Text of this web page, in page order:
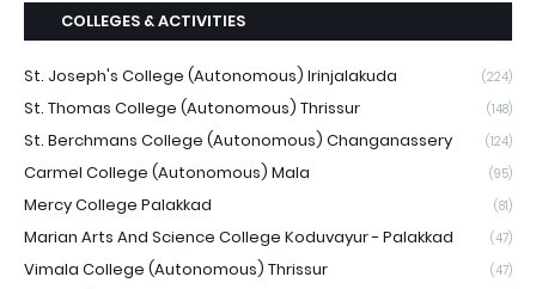
COLLEGES & ACTIVITIES
St. Joseph's College (Autonomous) Irinjalakuda (224)
St. Thomas College (Autonomous) Thrissur (148)
St. Berchmans College (Autonomous) Changanassery (124)
Carmel College (Autonomous) Mala (95)
Mercy College Palakkad (81)
Marian Arts And Science College Koduvayur - Palakkad (47)
Vimala College (Autonomous) Thrissur (47)